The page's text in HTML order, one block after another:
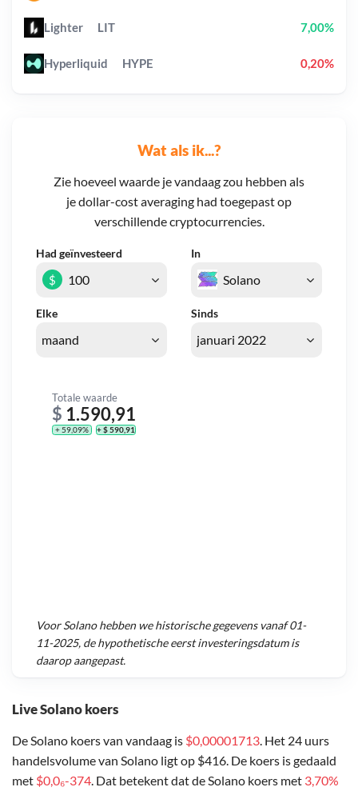
Live Solano koers
De Solano koers van vandaag is $0,00001713. Het 24 uurs
handelsvolume van Solano ligt op $416. De koers is gedaald
met $0,0₆-374. Dat betekent dat de Solano koers met 3,70%
Wat als ik...?
Zie hoeveel waarde je vandaag zou hebben als
je dollar-cost averaging had toegepast op
verschillende cryptocurrencies.
Had geïnvesteerd In
Elke Sinds
$
Totale waarde
$ 1.590,91
+ 59,09% + $ 590,91
VoorSolanohebben we historische gegevens vanaf01-
11-2025, de hypothetische eerst investeringsdatum is
daarop aangepast.
Lighter LIT 7,00%
Hyperliquid HYPE 0,20%